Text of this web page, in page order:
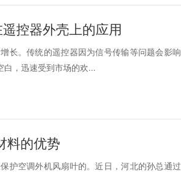
控器外壳上的应用
长。传统的遥控器因为信号传输等问题会影响
白，迅速受到市场的欢...
料的优势
护空调外机风扇叶的。近日，河北的孙总通过